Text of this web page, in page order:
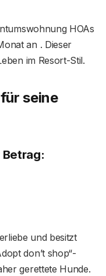
HOAs
an . Dieser
im Resort-Stil.
seine
Betrag:
und besitzt
don’t shop“-
gerettete Hunde.